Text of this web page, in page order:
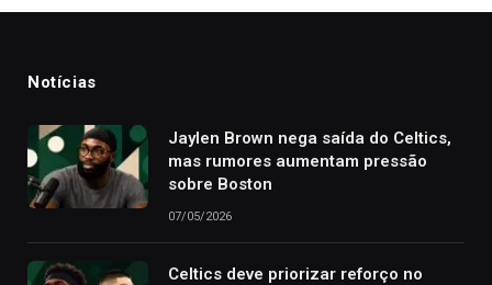
Notícias
Jaylen Brown nega saída do Celtics,
mas rumores aumentam pressão
sobre Boston
07/05/2026
Celtics deve priorizar reforço no